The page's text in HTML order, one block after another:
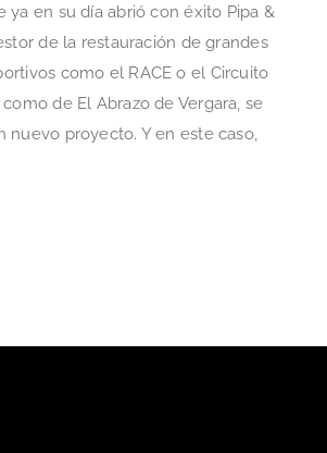
en su día abrió con éxito Pipa &
de la restauración de grandes
como el RACE o el Circuito
de El Abrazo de Vergara, se
nuevo proyecto. Y en este caso,